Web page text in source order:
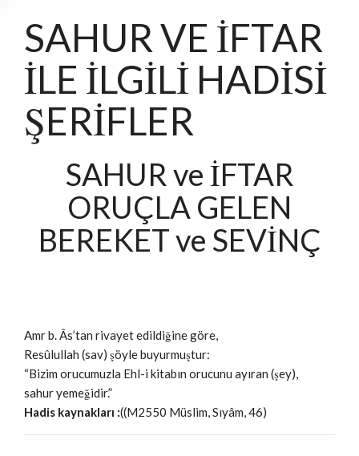
SAHUR VE İFTAR
İLE İLGİLİ HADİSİ
ŞERİFLER
SAHUR ve İFTAR
ORUÇLA GELEN
BEREKET ve SEVİNÇ
Amr b. Âs’tan rivayet edildiğine göre,
Resûlullah (sav) şöyle buyurmuştur:
“Bizim orucumuzla Ehl-i kitabın orucunu ayıran (şey),
sahur yemeğidir.”
Hadis kaynakları :((M2550 Müslim, Sıyâm, 46)